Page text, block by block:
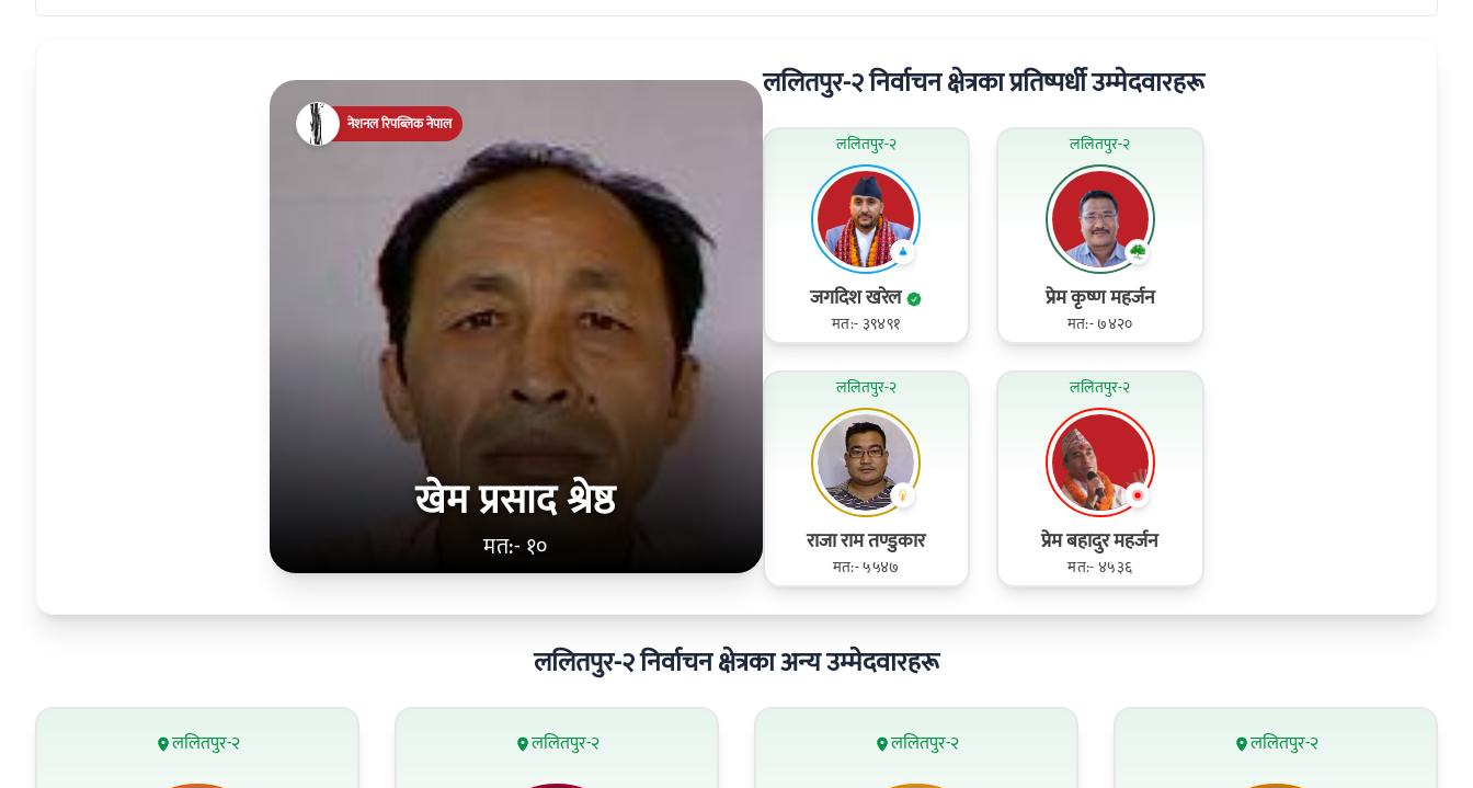
खेम प्रसाद श्रेष्ठ
मत:- १०
नेशनल रिपब्लिक नेपाल
ललितपुर-२ निर्वाचन क्षेत्रका प्रतिष्पर्धी उम्मेदवारहरू
ललितपुर-२
जगदिश खरेल
मत:- ३९४९१
ललितपुर-२
प्रेम कृष्ण महर्जन
मत:- ७४२०
ललितपुर-२
राजा राम तण्डुकार
मत:- ५५४७
ललितपुर-२
प्रेम बहादुर महर्जन
मत:- ४५३६
ललितपुर-२ निर्वाचन क्षेत्रका अन्य उम्मेदवारहरू
ललितपुर-२ ललितपुर-२ ललितपुर-२ ललितपुर-२